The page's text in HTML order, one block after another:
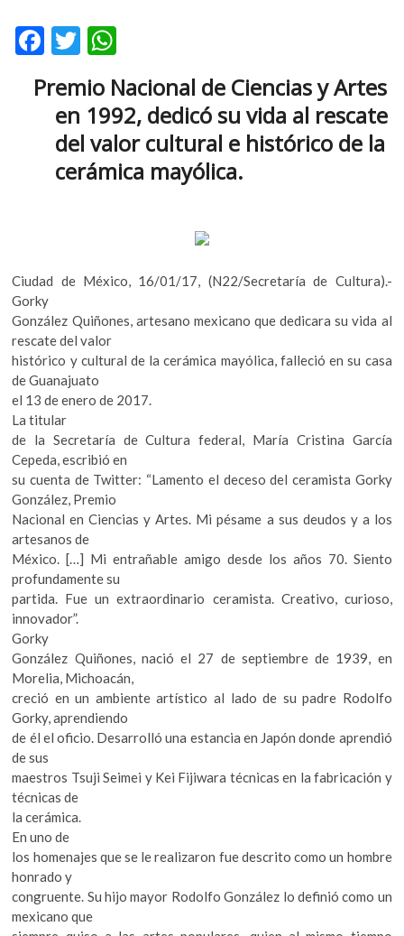
F
e
b
o
o
T
itt
er
at
s
A
p
Premio Nacional de Ciencias y Artes
en 1992, dedicó su vida al rescate
del valor cultural e histórico de la
cerámica mayólica.
Ciudad de México, 16/01/17, (N22/Secretaría de Cultura).-
Gorky
González Quiñones, artesano mexicano que dedicara su vida al
rescate del valor
histórico y cultural de la cerámica mayólica, falleció en su casa
de Guanajuato
el 13 de enero de 2017.
La titular
de la Secretaría de Cultura federal, María Cristina García
Cepeda, escribió en
su cuenta de Twitter: “Lamento el deceso del ceramista Gorky
González, Premio
Nacional en Ciencias y Artes. Mi pésame a sus deudos y a los
artesanos de
México. […] Mi entrañable amigo desde los años 70. Siento
profundamente su
partida. Fue un extraordinario ceramista. Creativo, curioso,
innovador”.
Gorky
González Quiñones, nació el 27 de septiembre de 1939, en
Morelia, Michoacán,
creció en un ambiente artístico al lado de su padre Rodolfo
Gorky, aprendiendo
de él el oficio. Desarrolló una estancia en Japón donde aprendió
de sus
maestros Tsuji Seimei y Kei Fijiwara técnicas en la fabricación y
técnicas de
la cerámica.
En uno de
los homenajes que se le realizaron fue descrito como un hombre
honrado y
congruente. Su hijo mayor Rodolfo González lo definió como un
mexicano que